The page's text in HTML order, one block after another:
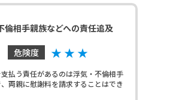
倫相手親族などへの責任追及
危険度 ★ ★ ★
払う責任があるのは浮気・不倫相手
両親に慰謝料を請求することはでき